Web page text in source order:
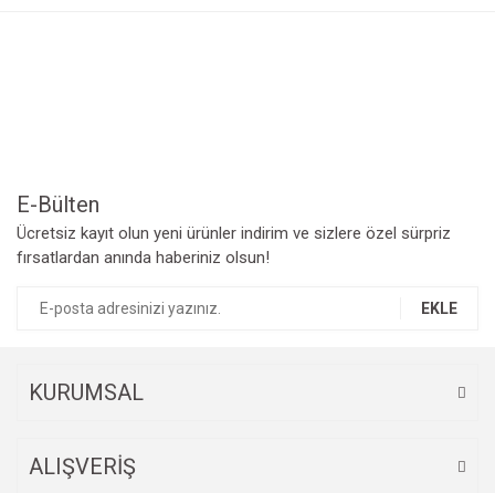
E-Bülten
Ücretsiz kayıt olun yeni ürünler indirim ve sizlere özel sürpriz
fırsatlardan anında haberiniz olsun!
EKLE
KURUMSAL
ALIŞVERİŞ